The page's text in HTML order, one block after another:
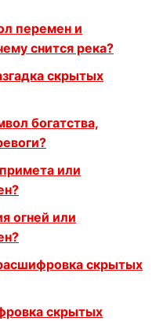
перемен и
снится река?
скрытых
богатства,
или
огней или
скрытых
скрытых